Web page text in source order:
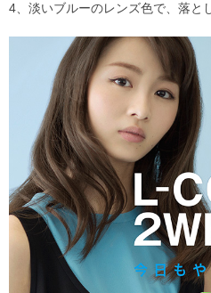
4、淡いブルーのレンズ色で、落と